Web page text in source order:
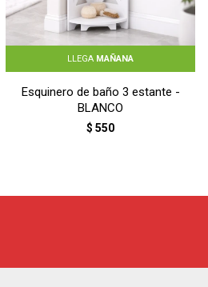
LLEGA MAÑANA
Esquinero de baño 3 estante -
BLANCO
$ 550